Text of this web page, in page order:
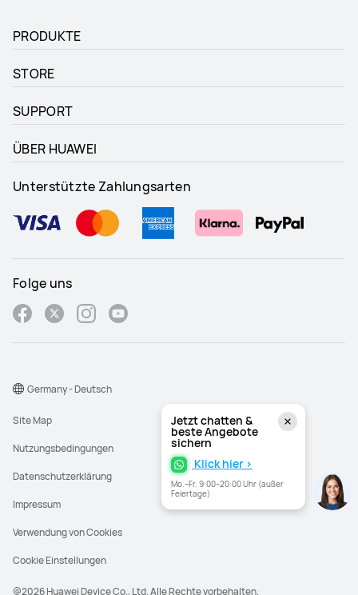
Jetzt chatten &
beste Angebote
sichern
Klick hier >
Mo.–Fr. 9:00–20:00 Uhr (außer
Feiertage)
PRODUKTE
STORE
SUPPORT
ÜBER HUAWEI
Unterstützte Zahlungsarten
Folge uns
@2026 Huawei Device Co., Ltd. Alle Rechte vorbehalten.
Site Map
Nutzungsbedingungen
Datenschutzerklärung
Impressum
Verwendung von Cookies
Cookie Einstellungen
Germany - Deutsch